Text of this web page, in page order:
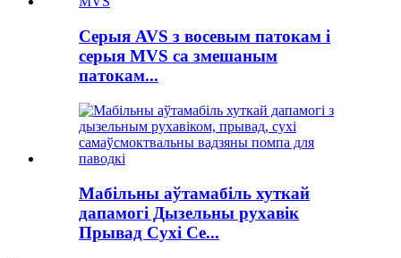
Серыя AVS з восевым патокам і
серыя MVS са змешаным
патокам...
Мабільны аўтамабіль хуткай
дапамогі Дызельны рухавік
Прывад Сухі Се...